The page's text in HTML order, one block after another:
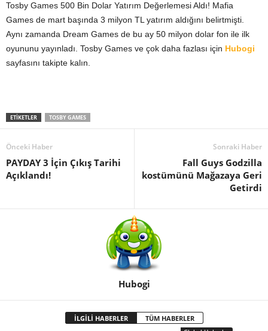
Tosby Games 500 Bin Dolar Yatırım Değerlemesi Aldı! Mafia
Games de mart başında 3 milyon TL yatırım aldığını belirtmişti.
Aynı zamanda Dream Games de bu ay 50 milyon dolar fon ile ilk
oyununu yayınladı. Tosby Games ve çok daha fazlası için Hubogi
sayfasını takipte kalın.
ETIKETLER TOSBY GAMES
Önceki Haber
PAYDAY 3 İçin Çıkış Tarihi
Açıklandı!
Sonraki Haber
Fall Guys Godzilla
kostümünü Mağazaya Geri
Getirdi
Hubogi
İLGİLİ HABERLER TÜM HABERLER